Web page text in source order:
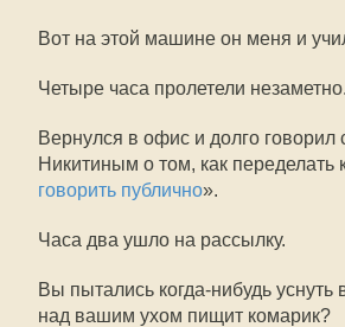
Вот на этой машине он меня и
Четыре часа пролетели незаметно.
Вернулся в офис и долго говорил
Никитиным о том, как переделать
говорить публично».
Часа два ушло на рассылку.
Вы пытались когда-нибудь уснуть
над вашим ухом пищит комарик?